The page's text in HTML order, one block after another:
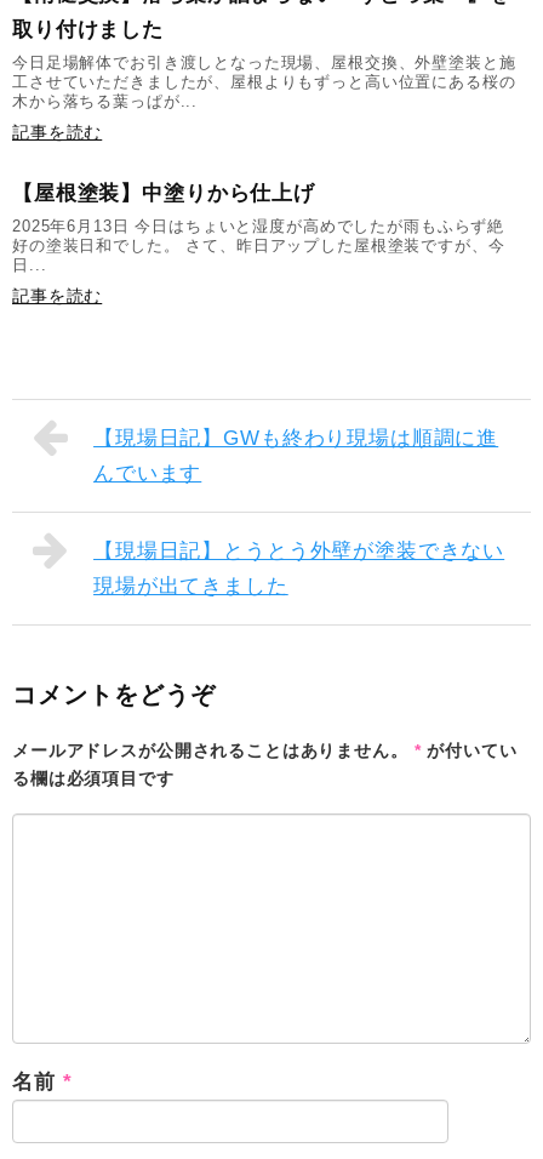
取り付けました
今日足場解体でお引き渡しとなった現場、屋根交換、外壁塗装と施
工させていただきましたが、屋根よりもずっと高い位置にある桜の
木から落ちる葉っぱが...
記事を読む
【屋根塗装】中塗りから仕上げ
2025年6月13日 今日はちょいと湿度が高めでしたが雨もふらず絶
好の塗装日和でした。 さて、昨日アップした屋根塗装ですが、今
日...
記事を読む
【現場日記】GWも終わり現場は順調に進
んでいます
【現場日記】とうとう外壁が塗装できない
現場が出てきました
コメントをどうぞ
メールアドレスが公開されることはありません。 *が付いてい
る欄は必須項目です
名前 *